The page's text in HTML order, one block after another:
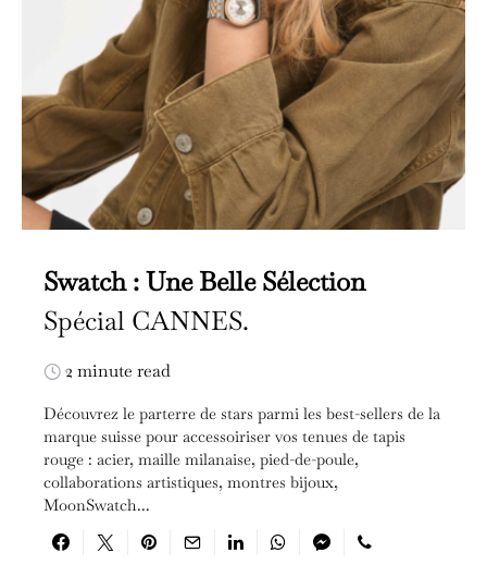
Swatch : Une Belle Sélection
Spécial CANNES.
2 minute read
Découvrez le parterre de stars parmi les best-sellers de la
marque suisse pour accessoiriser vos tenues de tapis
rouge : acier, maille milanaise, pied-de-poule,
collaborations artistiques, montres bijoux,
MoonSwatch...